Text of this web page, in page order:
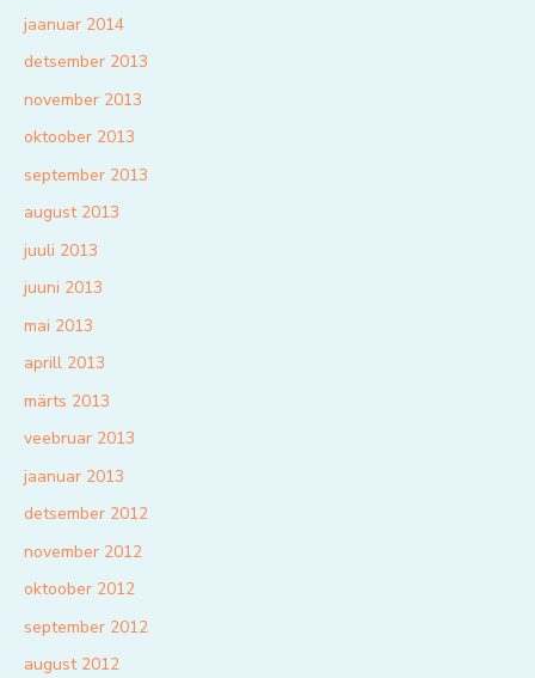
jaanuar 2014
detsember 2013
november 2013
oktoober 2013
september 2013
august 2013
juuli 2013
juuni 2013
mai 2013
aprill 2013
märts 2013
veebruar 2013
jaanuar 2013
detsember 2012
november 2012
oktoober 2012
september 2012
august 2012